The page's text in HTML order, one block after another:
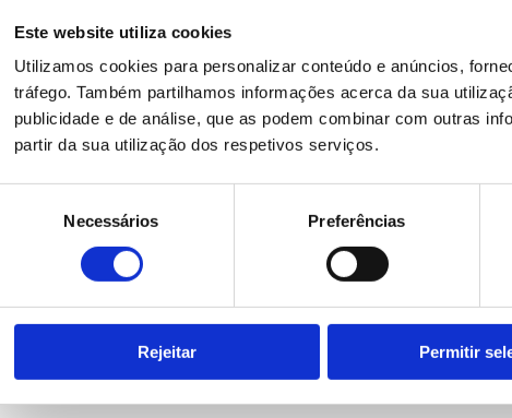
Este website utiliza cookies
Utilizamos cookies para personalizar conteúdo e anúncios,
tráfego. Também partilhamos informações acerca da sua
publicidade e de análise, que as podem combinar com outras
partir da sua utilização dos respetivos serviços.
Necessários Preferências
Rejeitar Permitir